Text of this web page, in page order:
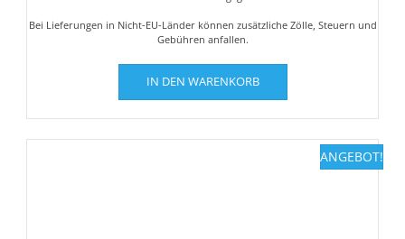
Bei Lieferungen in Nicht-EU-Länder können zusätzliche Zölle, Steuern und
Gebühren anfallen.
IN DEN WARENKORB
ANGEBOT!